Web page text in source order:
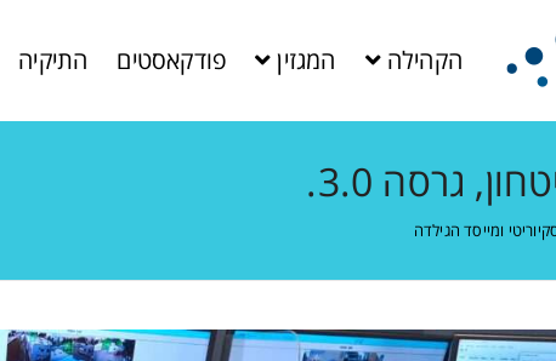
הקהילה המגזין פודקאסטים התיקיה
גרסה 3.0.